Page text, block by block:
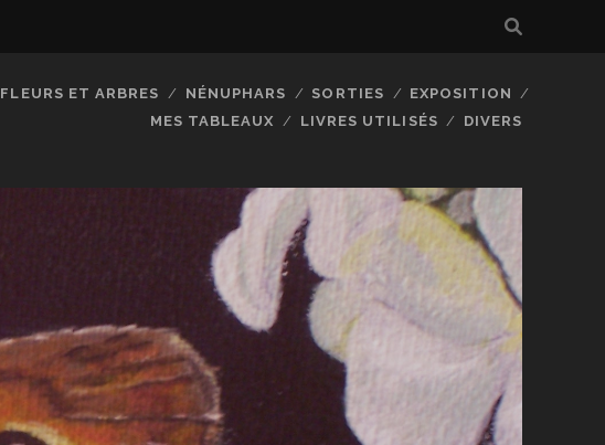
FLEURS ET ARBRES NÉNUPHARS SORTIES
EXPOSITION
MES TABLEAUX
LIVRES UTILISÉS DIVERS